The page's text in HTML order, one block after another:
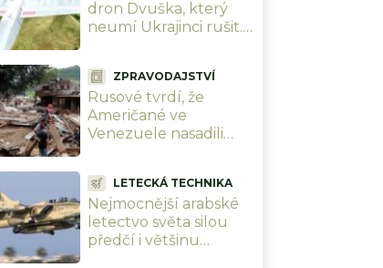
dron Dvuška, který
neumí Ukrajinci rušit.
nedalo práci
ZPRAVODAJSTVÍ
Rusové tvrdí, že
Američané ve
Venezuele nasadili
a USA do 24 hodin
zrušily sankce
LETECKÁ TECHNIKA
Nejmocnější arabské
letectvo světa silou
předčí i většinu